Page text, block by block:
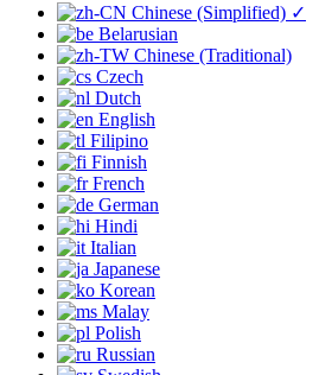
Chinese (Simplified) ✓
Belarusian
Chinese (Traditional)
Czech
Dutch
English
Filipino
Finnish
French
German
Hindi
Italian
Japanese
Korean
Malay
Polish
Russian